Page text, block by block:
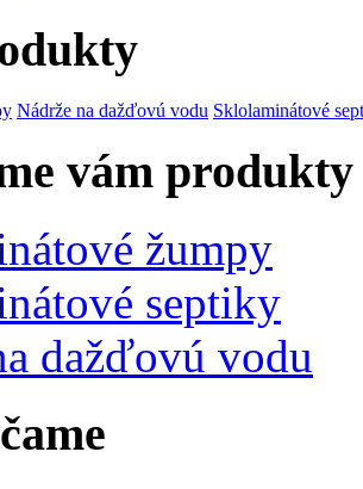
Nádrže na dažďovú vodu Sklolaminátové
vám produkty
žumpy
septiky
dažďovú vodu